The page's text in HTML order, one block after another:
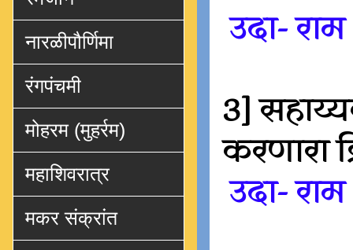
उदा-
3]
करणारा
उदा-
नारळीपौर्णिमा
रंगपंचमी
मोहरम (मुहर्रम)
महाशिवरात्र
मकर संक्रांत